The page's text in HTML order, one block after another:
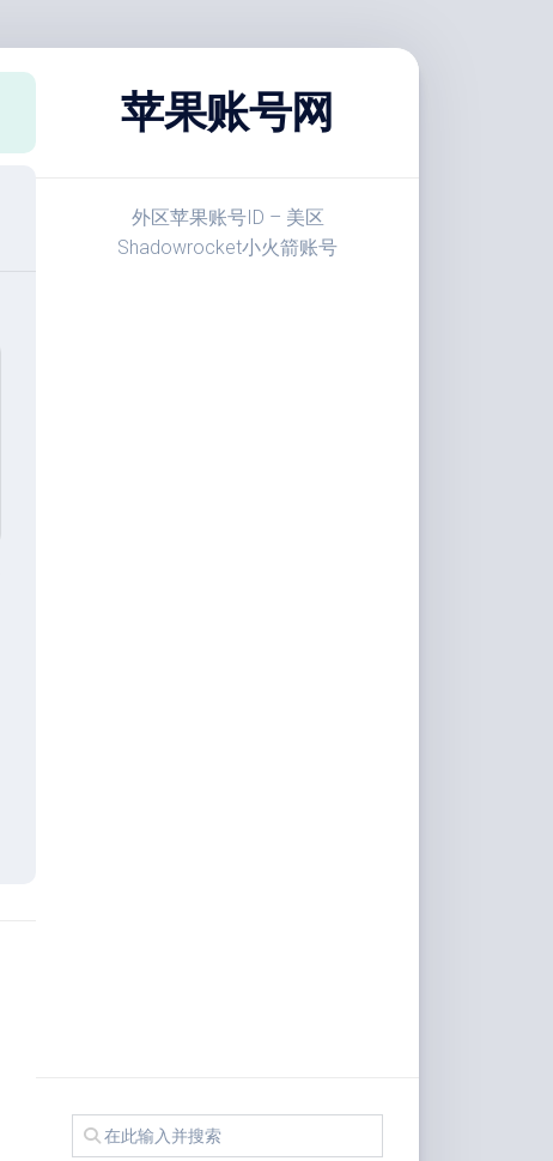
苹果账号网
外区苹果账号ID – 美区
Shadowrocket小火箭账号